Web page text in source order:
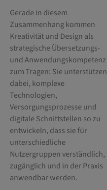
Gerade in diesem
Zusammenhang kommen
Kreativität und Design als
strategische Übersetzungs-
und Anwendungskompetenz
zum Tragen: Sie unterstützen
dabei, komplexe
Technologien,
Versorgungsprozesse und
digitale Schnittstellen so zu
entwickeln, dass sie für
unterschiedliche
Nutzergruppen verständlich,
zugänglich und in der Praxis
anwendbar werden.